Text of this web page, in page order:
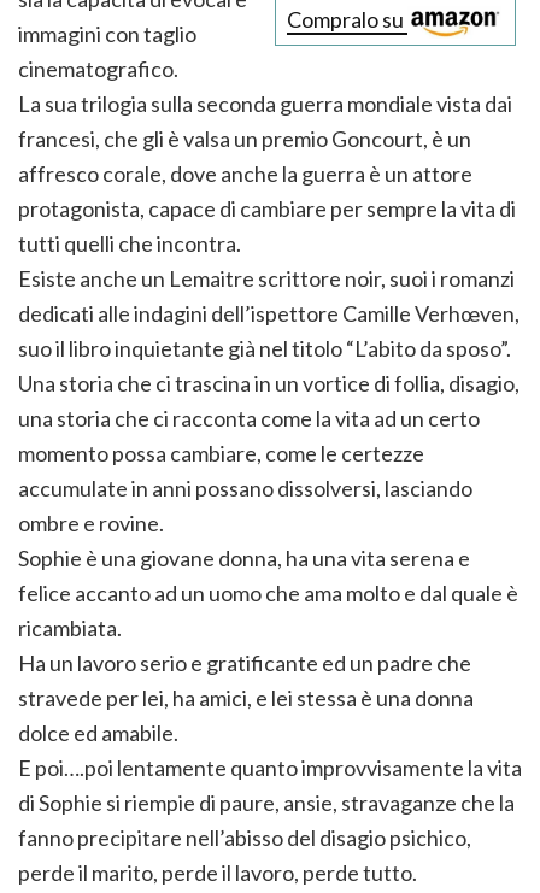
Compralo su
immagini con taglio
cinematografico.
La sua trilogia sulla seconda guerra mondiale vista dai
francesi, che gli è valsa un premio Goncourt, è un
affresco corale, dove anche la guerra è un attore
protagonista, capace di cambiare per sempre la vita di
tutti quelli che incontra.
Esiste anche un Lemaitre scrittore noir, suoi i romanzi
dedicati alle indagini dell’ispettore Camille Verhœven,
suo il libro inquietante già nel titolo “L’abito da sposo”.
Una storia che ci trascina in un vortice di follia, disagio,
una storia che ci racconta come la vita ad un certo
momento possa cambiare, come le certezze
accumulate in anni possano dissolversi, lasciando
ombre e rovine.
Sophie è una giovane donna, ha una vita serena e
felice accanto ad un uomo che ama molto e dal quale è
ricambiata.
Ha un lavoro serio e gratificante ed un padre che
stravede per lei, ha amici, e lei stessa è una donna
dolce ed amabile.
E poi….poi lentamente quanto improvvisamente la vita
di Sophie si riempie di paure, ansie, stravaganze che la
fanno precipitare nell’abisso del disagio psichico,
perde il marito, perde il lavoro, perde tutto.